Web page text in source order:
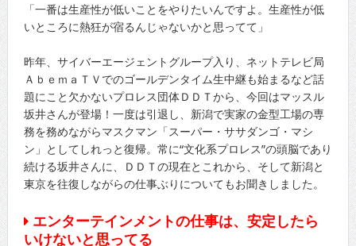
「一番は生産性が低いことをやりたいんですよ。生産性が低
いところに熱狂が宿るんじゃないかと思ってて」
昨年、サイバーエージェントグループ入り、ネットテレビ局
ＡｂｅｍａＴＶでのゴールデンタイム生中継も始まるなど話
題にこと欠かないプロレス団体ＤＤＴから、今回はマッスル
坂井さんが登場！一度は引退し、新潟で実家の金型工場の専
務を務めながらマスクマン「スーパー・ササダンゴ・マシ
ン」としてしれっと復帰。常に“文化系プロレス”の頭脳であり
続ける坂井さんに、ＤＤＴの現在とこれから、そして新潟と
東京を往復しながらの仕事ぶりについてもお聞きしました。
エンターテインメントの仕事は、安定したら
いけないと思ってる